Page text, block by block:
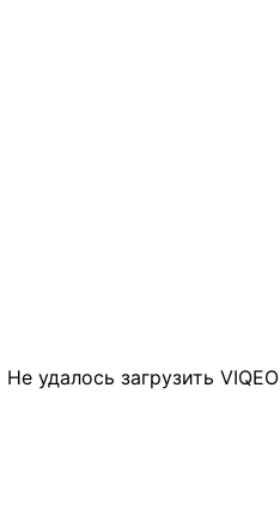
Не удалось загрузить VIQEO